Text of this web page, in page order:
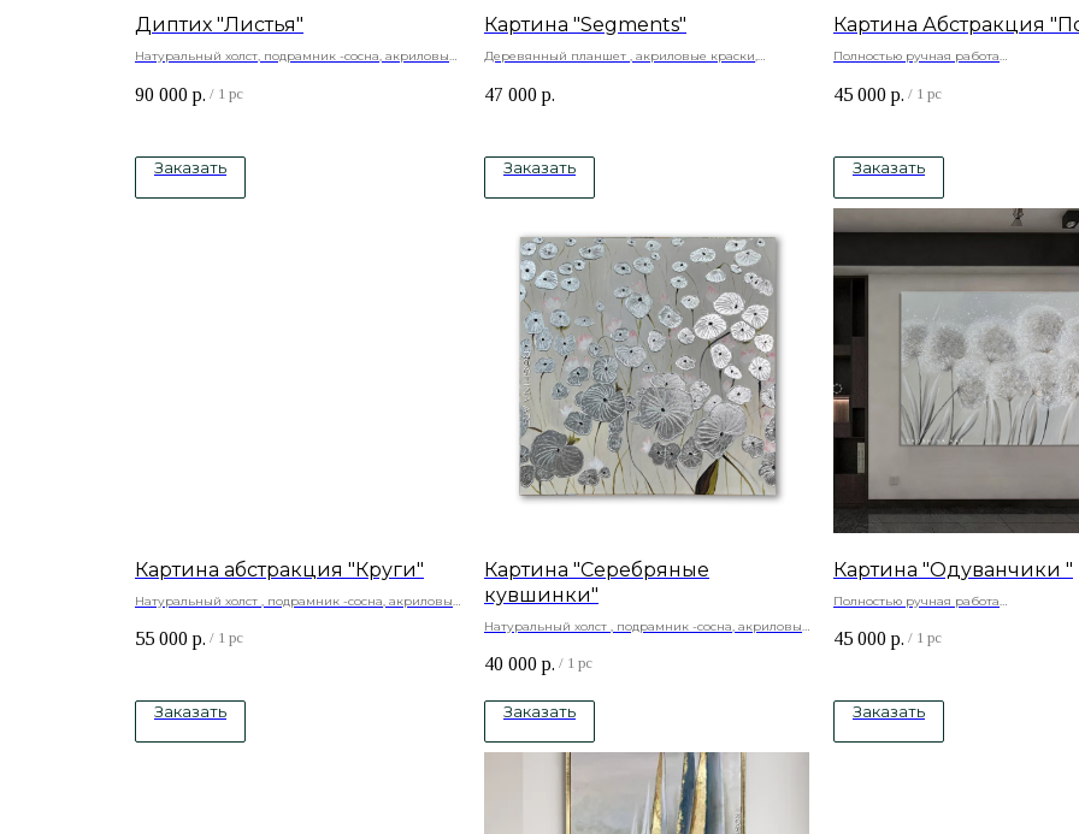
Диптих "Листья"
Натуральный холст, подрамник -сосна, акриловые
90 000 р. / 1 pc
Заказать
Картина "Segments"
Деревянный планшет , акриловые краски,
47 000 р.
Заказать
Картина Абстракция
Полностью ручная работа
краски
45 000 р. / 1 pc
Заказать
Картина абстракция "Круги"
Натуральный холст , подрамник -сосна, акриловые
55 000 р. / 1 pc
Заказать
Картина "Серебряные
кувшинки"
Натуральный холст , подрамник -сосна, акриловые
40 000 р. / 1 pc
Заказать
Картина "Одуванчики "
Полностью ручная работа
подрамник -сосна, акриловые краски.
Под заказ любые размеры
45 000 р. / 1 pc
Заказать